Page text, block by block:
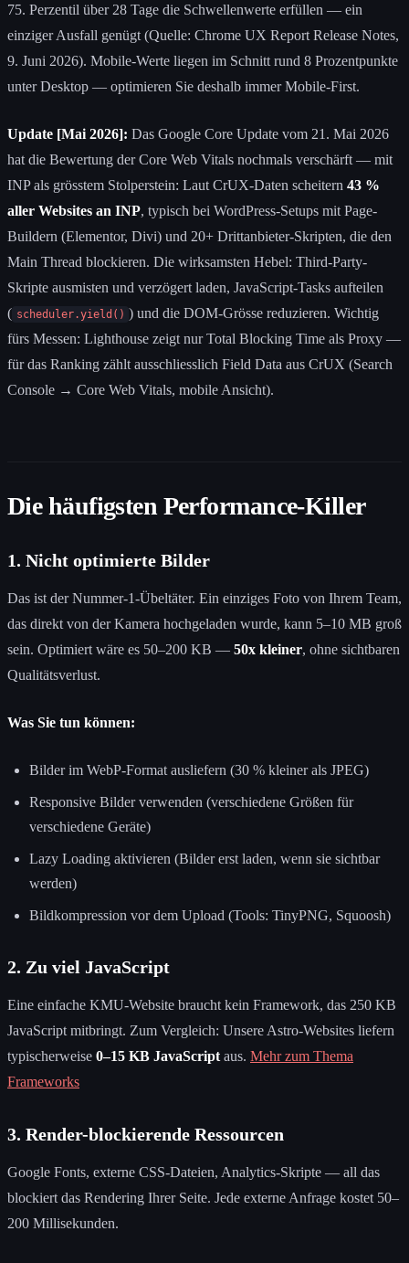
75. Perzentil über 28 Tage die Schwellenwerte erfüllen — ein
einziger Ausfall genügt (Quelle: Chrome UX Report Release Notes,
9. Juni 2026). Mobile-Werte liegen im Schnitt rund 8 Prozentpunkte
unter Desktop — optimieren Sie deshalb immer Mobile-First.
Update [Mai 2026]: Das Google Core Update vom 21. Mai 2026
hat die Bewertung der Core Web Vitals nochmals verschärft — mit
INP als grösstem Stolperstein: Laut CrUX-Daten scheitern 43 %
aller Websites an INP, typisch bei WordPress-Setups mit Page-
Buildern (Elementor, Divi) und 20+ Drittanbieter-Skripten, die den
Main Thread blockieren. Die wirksamsten Hebel: Third-Party-
Skripte ausmisten und verzögert laden, JavaScript-Tasks aufteilen
( scheduler.yield() ) und die DOM-Grösse reduzieren. Wichtig
fürs Messen: Lighthouse zeigt nur Total Blocking Time als Proxy —
für das Ranking zählt ausschliesslich Field Data aus CrUX (Search
Console → Core Web Vitals, mobile Ansicht).
Die häufigsten Performance-Killer
1. Nicht optimierte Bilder
Das ist der Nummer-1-Übeltäter. Ein einziges Foto von Ihrem Team,
das direkt von der Kamera hochgeladen wurde, kann 5–10 MB groß
sein. Optimiert wäre es 50–200 KB — 50x kleiner, ohne sichtbaren
Qualitätsverlust.
Was Sie tun können:
Bilder im WebP-Format ausliefern (30 % kleiner als JPEG)
Responsive Bilder verwenden (verschiedene Größen für
verschiedene Geräte)
Lazy Loading aktivieren (Bilder erst laden, wenn sie sichtbar
werden)
Bildkompression vor dem Upload (Tools: TinyPNG, Squoosh)
2. Zu viel JavaScript
Eine einfache KMU-Website braucht kein Framework, das 250 KB
JavaScript mitbringt. Zum Vergleich: Unsere Astro-Websites liefern
typischerweise 0–15 KB JavaScript aus. Mehr zum Thema
Frameworks
3. Render-blockierende Ressourcen
Google Fonts, externe CSS-Dateien, Analytics-Skripte — all das
blockiert das Rendering Ihrer Seite. Jede externe Anfrage kostet 50–
200 Millisekunden.